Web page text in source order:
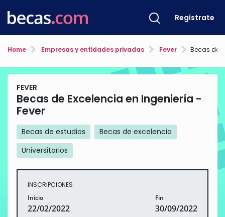
Regístrate
Home Empresas y entidades privadas Fever Becas de
FEVER
Becas de Excelencia en Ingeniería -
Fever
Becas de estudios
Becas de excelencia
Universitarios
INSCRIPCIONES
Inicio
22/02/2022
Fin
30/09/2022